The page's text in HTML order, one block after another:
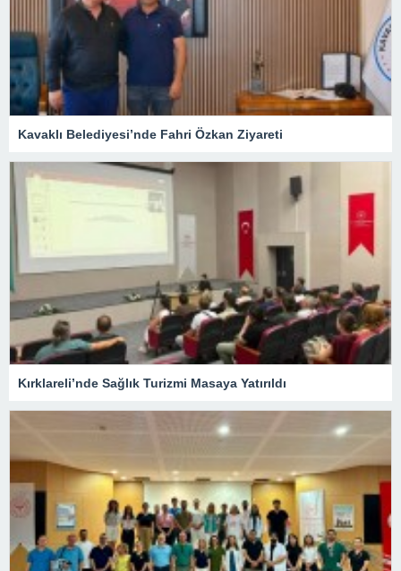
Kavaklı Belediyesi’nde Fahri Özkan Ziyareti
Kırklareli’nde Sağlık Turizmi Masaya Yatırıldı